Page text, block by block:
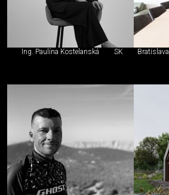
Ing. Paulína Kostelanská SK Bratislava